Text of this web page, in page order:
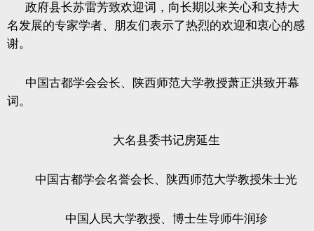
政府县长苏雷芳致欢迎词，向长期以来关心和支持大
名发展的专家学者、朋友们表示了热烈的欢迎和衷心的感
谢。
中国古都学会会长、陕西师范大学教授萧正洪致开幕
词。
大名县委书记房延生
中国古都学会名誉会长、陕西师范大学教授朱士光
中国人民大学教授、博士生导师牛润珍